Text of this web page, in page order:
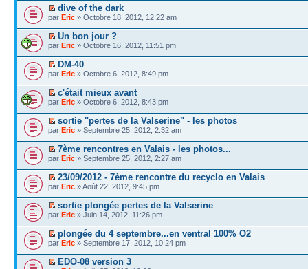
dive of the dark
par Eric » Octobre 18, 2012, 12:22 am
Un bon jour ?
par Eric » Octobre 16, 2012, 11:51 pm
DM-40
par Eric » Octobre 6, 2012, 8:49 pm
c'était mieux avant
par Eric » Octobre 6, 2012, 8:43 pm
sortie "pertes de la Valserine" - les photos
par Eric » Septembre 25, 2012, 2:32 am
7ème rencontres en Valais - les photos...
par Eric » Septembre 25, 2012, 2:27 am
23/09/2012 - 7ème rencontre du recyclo en Valais
par Eric » Août 22, 2012, 9:45 pm
sortie plongée pertes de la Valserine
par Eric » Juin 14, 2012, 11:26 pm
plongée du 4 septembre...en ventral 100% O2
par Eric » Septembre 17, 2012, 10:24 pm
EDO-08 version 3